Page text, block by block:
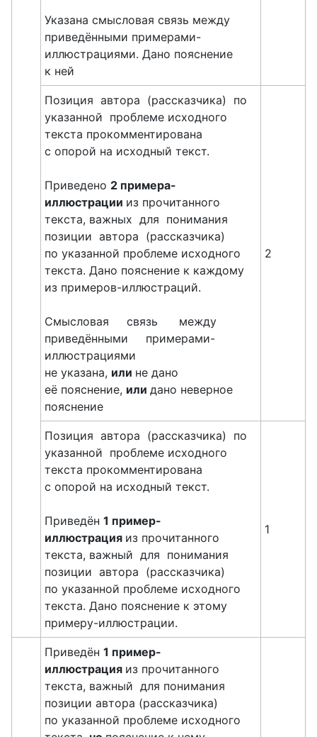
Указана смысловая связь между
приведёнными примерами-
иллюстрациями. Дано пояснение
к ней
Позиция автора (рассказчика) по
указанной проблеме исходного
текста прокомментирована
с опорой на исходный текст.
Приведено 2 примера-
иллюстрации из прочитанного
текста, важных для понимания
позиции автора (рассказчика)
по указанной проблеме исходного
текста. Дано пояснение к каждому
из примеров-иллюстраций.
Смысловая связь между
приведёнными примерами-
иллюстрациями
не указана, или не дано
её пояснение, или дано неверное
пояснение
2
Позиция автора (рассказчика) по
указанной проблеме исходного
текста прокомментирована
с опорой на исходный текст.
Приведён 1 пример-
иллюстрация из прочитанного
текста, важный для понимания
позиции автора (рассказчика)
по указанной проблеме исходного
текста. Дано пояснение к этому
примеру-иллюстрации.
1
Приведён 1 пример-
иллюстрация из прочитанного
текста, важный для понимания
позиции автора (рассказчика)
по указанной проблеме исходного